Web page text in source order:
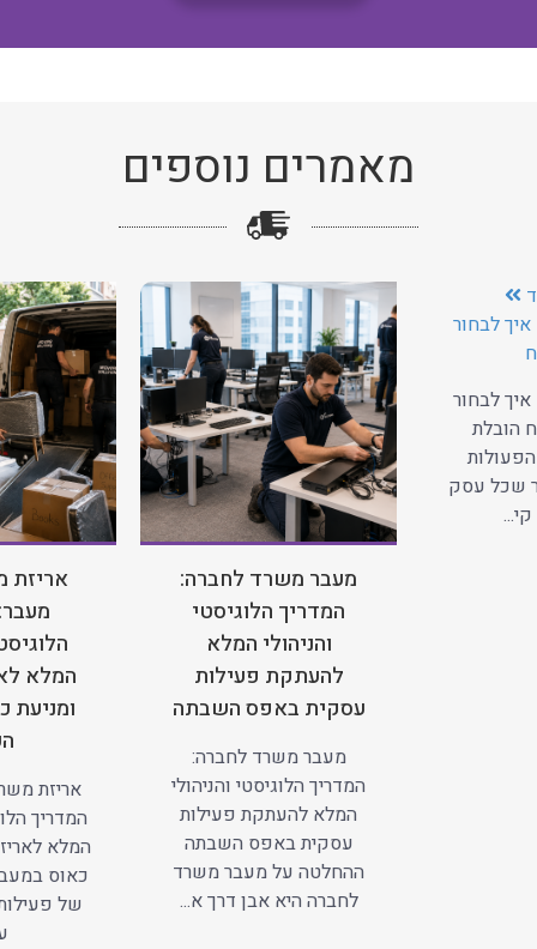
מאמרים נוספים
לבחור
לבחור
הובלת
שכל עסק
מעבר משרד לחברה:
המדריך הלוגיסטי
והניהולי המלא
להעתקת פעילות
עסקית באפס השבתה
מעבר משרד לחברה:
המדריך הלוגיסטי והניהולי
המלא להעתקת פעילות
עסקית באפס השבתה
ההחלטה על מעבר משרד
לחברה היא אבן דרך א...
אריזת
המלא
ומניעת
אריזת
המדריך
המלא
כאוס
של